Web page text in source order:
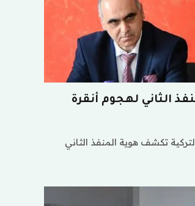
الثاني لهجوم أنقرة
تكشف هوية المنفذ الثاني